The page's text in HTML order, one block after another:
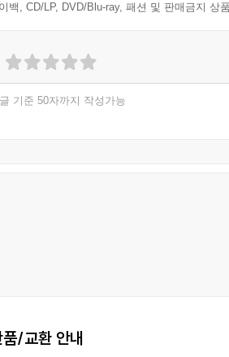
백, CD/LP, DVD/Blu-ray, 패션 및 판매금지 상
기준 50자까지 작성가능
/교환 안내